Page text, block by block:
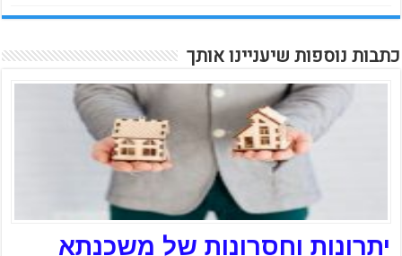
כתבות נוספות שיעניינו אותך
יתרונות וחסרונות של משכנתא